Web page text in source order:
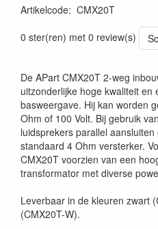
Artikelcode: CMX20T
0 ster(ren) met 0 review(s)
De APart CMX20T 2-weg
uitzonderlijke hoge kwaliteit en
basweergave. Hij kan worden
Ohm of 100 Volt. Bij gebruik
luidsprekers parallel
standaard 4 Ohm versterker.
CMX20T voorzien van een
transformator met diverse
Leverbaar in de kleuren zwart
(CMX20T-W).